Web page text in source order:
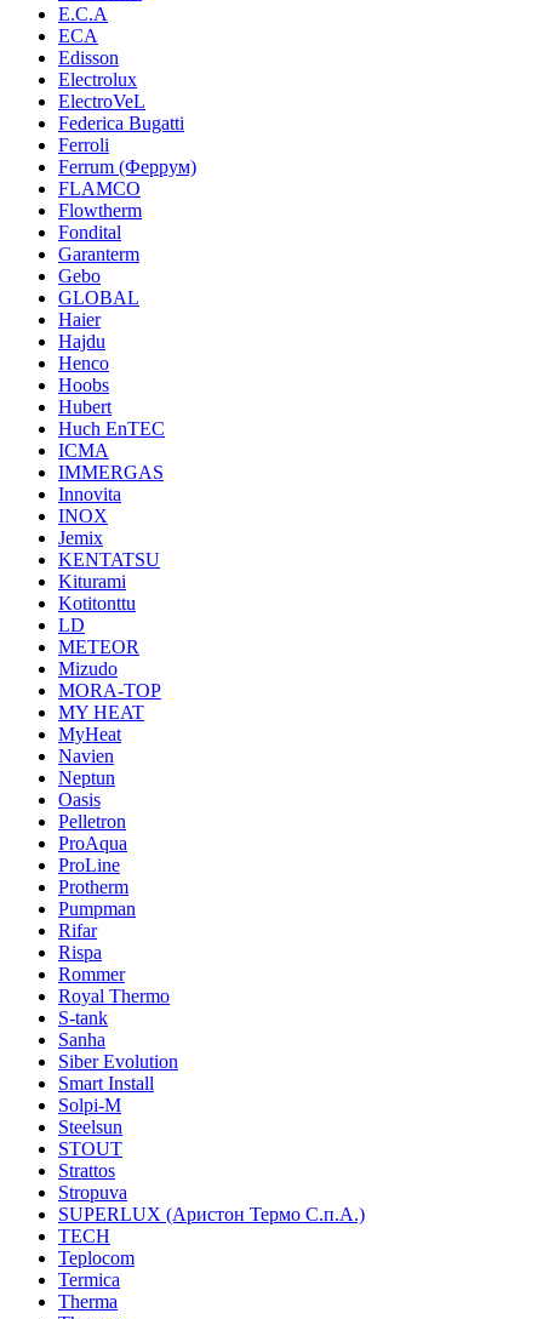
E.C.A
ECA
Edisson
Electrolux
ElectroVeL
Federica Bugatti
Ferroli
Ferrum (Феррум)
FLAMCO
Flowtherm
Fondital
Garanterm
Gebo
GLOBAL
Haier
Hajdu
Henco
Hoobs
Hubert
Huch EnTEC
ICMA
IMMERGAS
Innovita
INOX
Jemix
KENTATSU
Kiturami
Kotitonttu
LD
METEOR
Mizudo
MORA-TOP
MY HEAT
MyHeat
Navien
Neptun
Oasis
Pelletron
ProAqua
ProLine
Protherm
Pumpman
Rifar
Rispa
Rommer
Royal Thermo
S-tank
Sanha
Siber Evolution
Smart Install
Solpi-M
Steelsun
STOUT
Strattos
Stropuva
SUPERLUX (Аристон Термо С.п.А.)
TECH
Teplocom
Termica
Therma